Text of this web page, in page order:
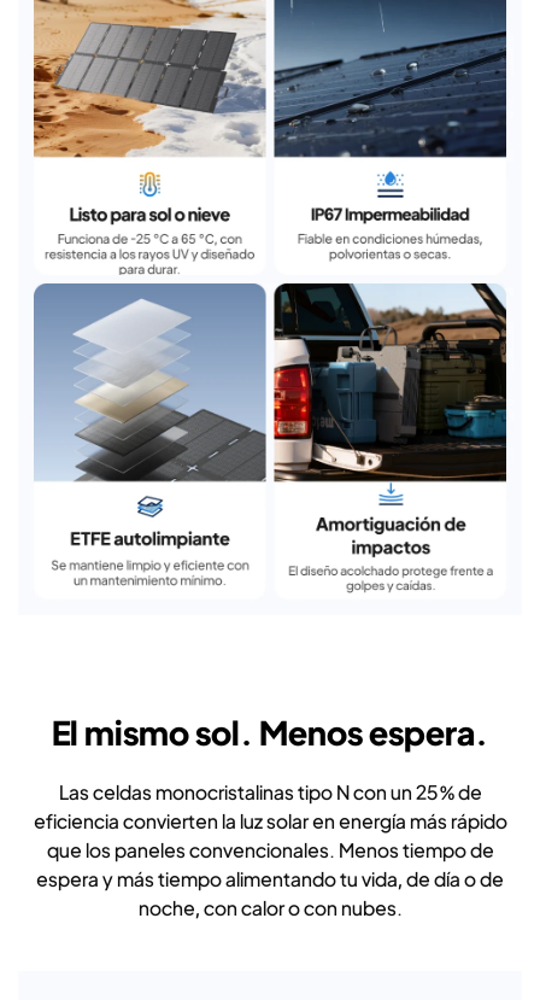
El mismo sol. Menos espera.
Las celdas monocristalinas tipo N con un 25 % de
eficiencia convierten la luz solar en energía más rápido
que los paneles convencionales. Menos tiempo de
espera y más tiempo alimentando tu vida, de día o de
noche, con calor o con nubes.